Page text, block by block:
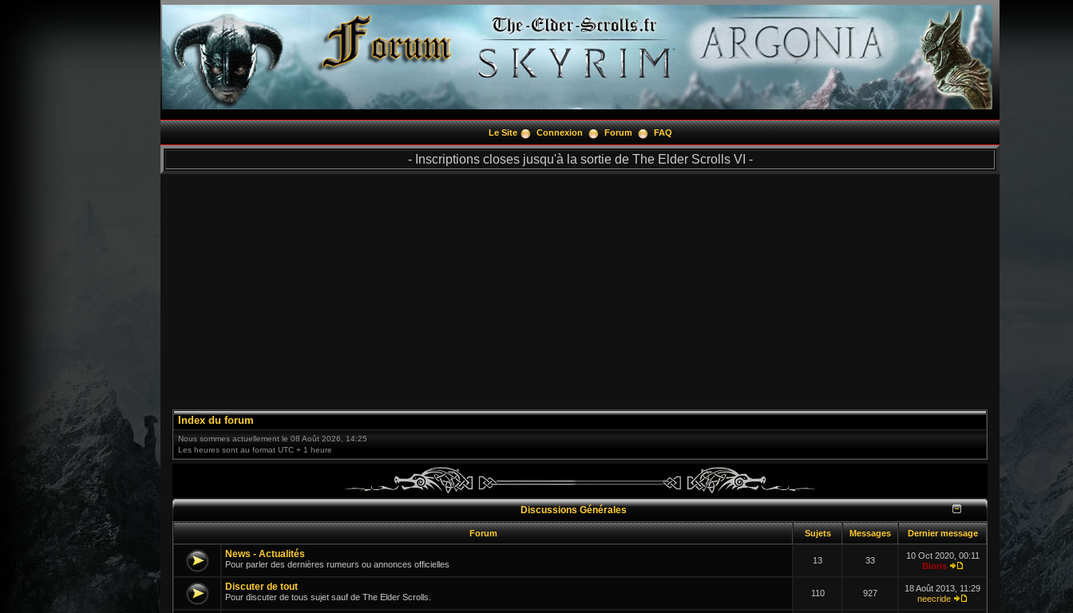
Le Site Connexion Forum FAQ
- Inscriptions closes jusqu'à la sortie de The Elder Scrolls VI -
Index du forum
Nous sommes actuellement le 08 Août 2026, 14:25
Les heures sont au format UTC + 1 heure
Discussions Générales
Forum Sujets Messages Dernier message
News - Actualités
Pour parler des dernières rumeurs ou annonces officielles 13 33
10 Oct 2020, 00:11
Bioris
Discuter de tout
Pour discuter de tous sujet sauf de The Elder Scrolls. 110 927
18 Août 2013, 11:29
neecride